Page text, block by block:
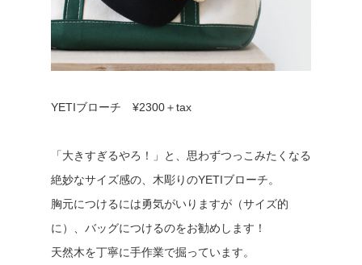
YETIブローチ ¥2300＋tax
「大きすぎるやろ！」と、思わずつっこみたくなる
絶妙なサイズ感の、木彫りのYETIブローチ。
胸元につけるには勇気がいりますが（サイズ的
に）、バッグにつけるのをお勧めします！
天然木を丁寧に手作業で掘っています。